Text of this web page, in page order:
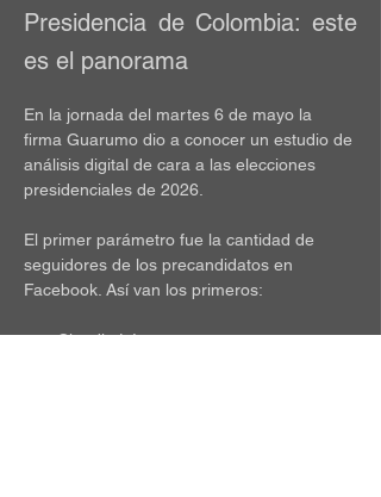
Presidencia de Colombia: este
es el panorama
En la jornada del martes 6 de mayo la
firma Guarumo dio a conocer un estudio de
análisis digital de cara a las elecciones
presidenciales de 2026.
El primer parámetro fue la cantidad de
seguidores de los precandidatos en
Facebook. Así van los primeros:
Claudia López